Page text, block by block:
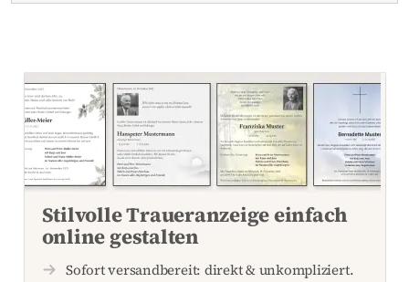
Stilvolle Traueranzeige einfach
online gestalten
Sofort versandbereit: direkt & unkompliziert.